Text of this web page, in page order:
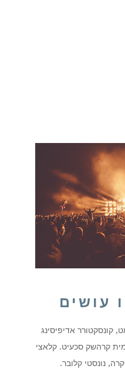
עושים
קונסקטורר אדיפיסינג
קרהשק סכעיט. קלאצי
נונסטי קלובר.